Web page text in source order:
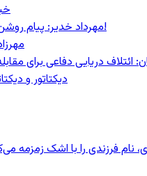
مهرداد خدیر: پیام روشن پزشکیان در گفت‌و‌گوی تصویری با مرد نامرئی: من هستم!
ائتلاف دریایی دفاعی برای
دیکتاتور و
فرزندی را با اشک زمزمه